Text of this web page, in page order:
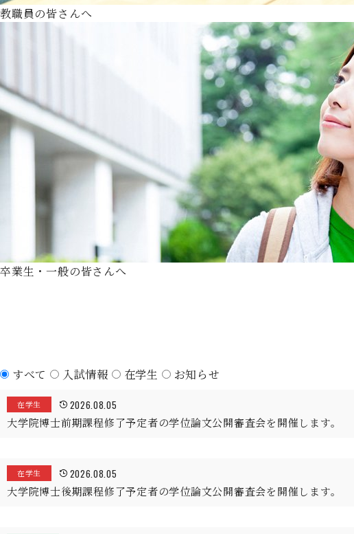
教職員の皆さんへ
卒業生・一般の皆さんへ
すべて 入試情報 在学生 お知らせ
在学生 2026.08.05
大学院博士前期課程修了予定者の学位論文公開審査会を開催します。
在学生 2026.08.05
大学院博士後期課程修了予定者の学位論文公開審査会を開催します。